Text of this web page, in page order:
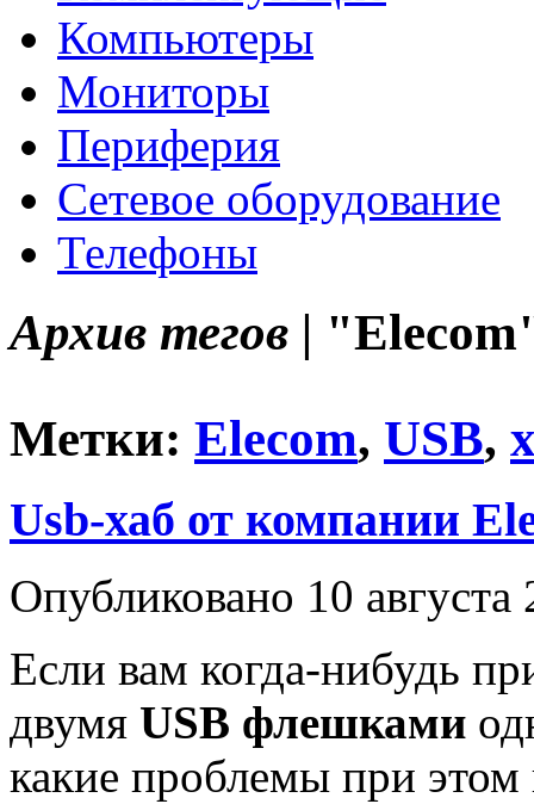
Компьютеры
Мониторы
Периферия
Сетевое оборудование
Телефоны
Архив тегов |
Метки: Elecom, USB,
Usb-хаб от компании
Опубликовано 10
Если вам когда-нибудь
двумя USB флешками
какие проблемы при этом